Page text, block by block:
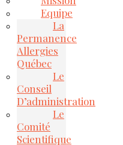
Equipe
La
Permanence
Allergies
Québec
Le
Conseil
D’administration
Le
Comité
Scientifique